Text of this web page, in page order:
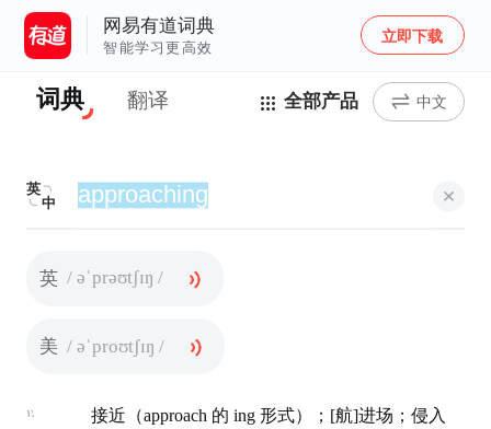
网易有道词典
智能学习更高效
立即下载
词典 翻译 全部产品 中文
英
中
英 / əˈprəʊtʃɪŋ /
美 / əˈproʊtʃɪŋ /
v. 接近（approach 的 ing 形式）；[航]进场；侵入